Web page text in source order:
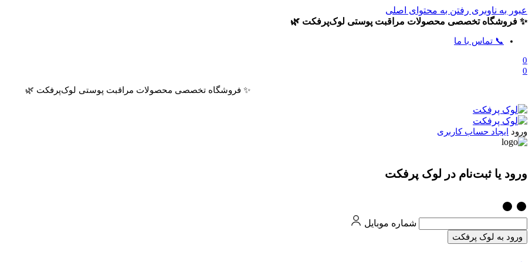
عبور به ناوبری رفتن به محتوای اصلی
✨ فروشگاه تخصصی محصولات مراقبت پوستی لوک‌پرفکت 🌿
📞 تماس با ما
0
0
✨ فروشگاه تخصصی محصولات مراقبت پوستی لوک‌پرفکت 🌿
ورود ایجاد حساب کاربری
ورود یا ثبت‌نام در لوک پرفکت
شماره موبایل
ورود به لوک پرفکت